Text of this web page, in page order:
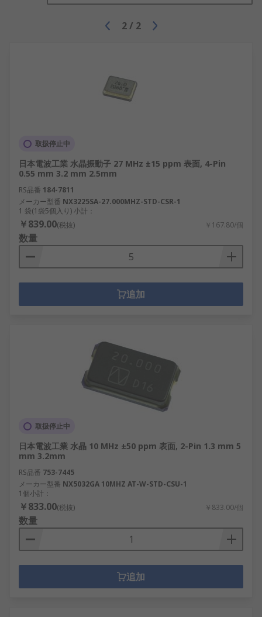
2 / 2
取扱停止中
日本電波工業 水晶振動子 27 MHz ±15 ppm 表面, 4-Pin
0.55 mm 3.2 mm 2.5mm
RS品番 184-7811
メーカー型番 NX3225SA-27.000MHZ-STD-CSR-1
1 袋(1袋5個入り) 小計：
￥839.00(税抜) ￥167.80/個
数量
追加
取扱停止中
日本電波工業 水晶 10 MHz ±50 ppm 表面, 2-Pin 1.3 mm 5
mm 3.2mm
RS品番 753-7445
メーカー型番 NX5032GA 10MHZ AT-W-STD-CSU-1
1個小計：
￥833.00(税抜) ￥833.00/個
数量
追加